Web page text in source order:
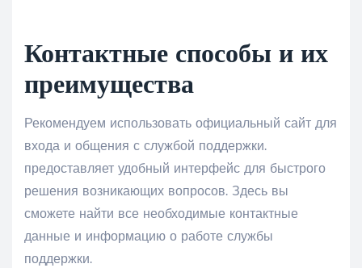
Контактные способы и их
преимущества
Рекомендуем использовать официальный сайт для
входа и общения с службой поддержки.
предоставляет удобный интерфейс для быстрого
решения возникающих вопросов. Здесь вы
сможете найти все необходимые контактные
данные и информацию о работе службы
поддержки.